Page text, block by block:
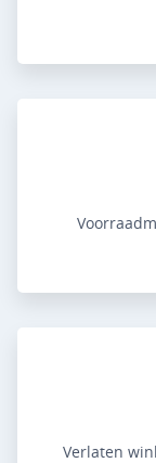
Verlaten